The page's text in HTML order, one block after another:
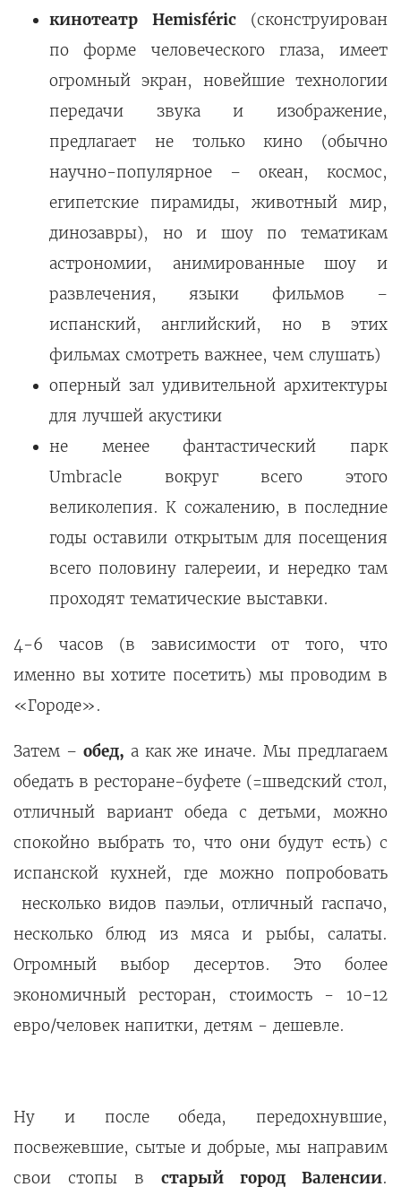
кинотеатр Hemisféric(сконструирован
по форме человеческого глаза, имеет
огромный экран, новейшие технологии
передачи звука и изображение,
предлагает не только кино (обычно
научно-популярное – океан, космос,
египетские пирамиды, животный мир,
динозавры), но и шоу по тематикам
астрономии, анимированные шоу и
развлечения, языки фильмов –
испанский, английский, но в этих
фильмах смотреть важнее, чем слушать)
оперный зал удивительной архитектуры
для лучшей акустики
не менее фантастический парк
Umbracle вокруг всего этого
великолепия. К сожалению, в последние
годы оставили открытым для посещения
всего половину галереии, и нередко там
проходят тематические выставки.
4-6 часов (в зависимости от того, что
именно вы хотите посетить) мы проводим в
«Городе».
Затем – обед, а как же иначе. Мы предлагаем
обедать в ресторане-буфете (=шведский стол,
отличный вариант обеда с детьми, можно
спокойно выбрать то, что они будут есть) с
испанской кухней, где можно попробовать
несколько видов паэльи, отличный гаспачо,
несколько блюд из мяса и рыбы, салаты.
Огромный выбор десертов. Это более
экономичный ресторан, стоимость - 10-12
евро/человек напитки, детям - дешевле.
Ну и после обеда, передохнувшие,
посвежевшие, сытые и добрые, мы направим
свои стопы в старый город Валенсии.